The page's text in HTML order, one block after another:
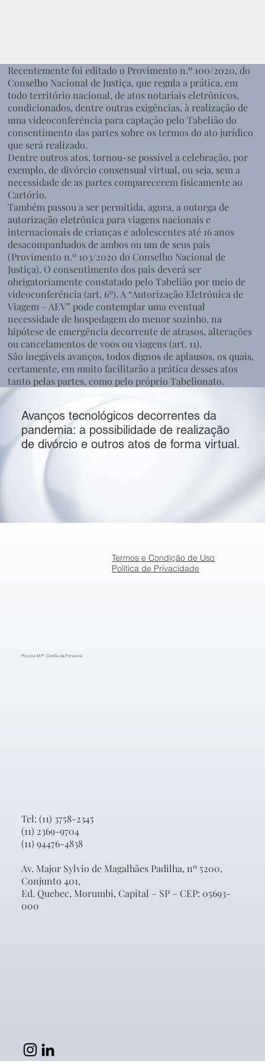
Recentemente foi editado o Provimento n.º 100/2020, do
Conselho Nacional de Justiça, que regula a prática, em
todo território nacional, de atos notariais eletrônicos,
condicionados, dentre outras exigências, à realização de
uma videoconferência para captação pelo Tabelião do
consentimento das partes sobre os termos do ato jurídico
que será realizado.
Dentre outros atos, tornou-se possível a celebração, por
exemplo, de divórcio consensual virtual, ou seja, sem a
necessidade de as partes comparecerem fisicamente ao
Cartório.
Também passou a ser permitida, agora, a outorga de
autorização eletrônica para viagens nacionais e
internacionais de crianças e adolescentes até 16 anos
desacompanhados de ambos ou um de seus pais
(Provimento n.º 103/2020 do Conselho Nacional de
Justiça). O consentimento dos pais deverá ser
obrigatoriamente constatado pelo Tabelião por meio de
videoconferência (art. 6º). A “Autorização Eletrônica de
Viagem – AEV” pode contemplar uma eventual
necessidade de hospedagem do menor sozinho, na
hipótese de emergência decorrente de atrasos, alterações
ou cancelamentos de voos ou viagens (art. 11).
São inegáveis avanços, todos dignos de aplausos, os quais,
certamente, em muito facilitarão a prática desses atos
tanto pelas partes, como pelo próprio Tabelionato.
Avanços tecnológicos decorrentes da
pandemia: a possibilidade de realização
de divórcio e outros atos de forma virtual.
Priscila M.P. Corrêa da Fonseca
Termos e Condição de Uso
Política de Privacidade
Tel: (11) 3758-2345
(11) 2369-9704
(11) 94476-4838
Av. Major Sylvio de Magalhães Padilha, nº 5200,
Conjunto 401,
Ed. Quebec, Morumbi, Capital – SP – CEP: 05693-
000